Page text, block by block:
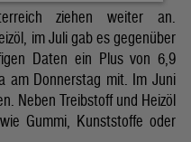
ziehen weiter an.
im Juli gab es gegenüber
Daten ein Plus von 6,9
am Donnerstag mit. Im Juni
Neben Treibstoff und Heizöl
Gummi, Kunststoffe oder